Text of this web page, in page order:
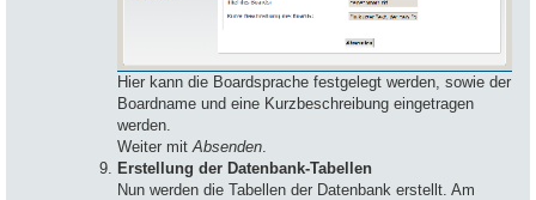
Hier kann die Boardsprache festgelegt werden, sowie der
Boardname und eine Kurzbeschreibung eingetragen
werden.
Weiter mit Absenden
Erstellung der Datenbank-Tabellen
Nun werden die Tabellen der Datenbank erstellt. Am